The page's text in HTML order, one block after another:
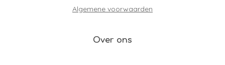
Algemene voorwaarden
Over ons